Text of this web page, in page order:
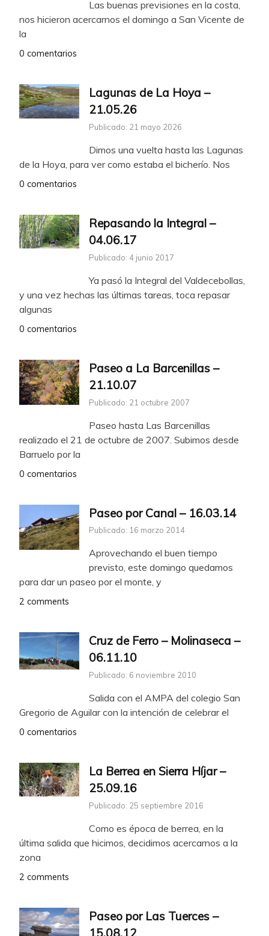
Las buenas previsiones en la costa,
nos hicieron acercarnos el domingo a San Vicente de
la
0 comentarios
Lagunas de La Hoya –
21.05.26
Publicado: 21 mayo 2026
Dimos una vuelta hasta las Lagunas
de la Hoya, para ver como estaba el bicherío. Nos
0 comentarios
Repasando la Integral –
04.06.17
Publicado: 4 junio 2017
Ya pasó la Integral del Valdecebollas,
y una vez hechas las últimas tareas, toca repasar
algunas
0 comentarios
Paseo a La Barcenillas –
21.10.07
Publicado: 21 octubre 2007
Paseo hasta Las Barcenillas
realizado el 21 de octubre de 2007. Subimos desde
Barruelo por la
0 comentarios
Paseo por Canal – 16.03.14
Publicado: 16 marzo 2014
Aprovechando el buen tiempo
previsto, este domingo quedamos
para dar un paseo por el monte, y
2 comments
Cruz de Ferro – Molinaseca –
06.11.10
Publicado: 6 noviembre 2010
Salida con el AMPA del colegio San
Gregorio de Aguilar con la intención de celebrar el
0 comentarios
La Berrea en Sierra Híjar –
25.09.16
Publicado: 25 septiembre 2016
Como es época de berrea, en la
última salida que hicimos, decidimos acercarnos a la
zona
2 comments
Paseo por Las Tuerces –
15.08.12